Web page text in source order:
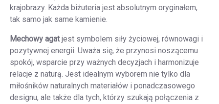
krajobrazy. Każda biżuteria jest absolutnym oryginałem,
tak samo jak same kamienie.
Mechowy agatjest symbolem siły życiowej, równowagi i
pozytywnej energii. Uważa się, że przynosi noszącemu
spokój, wsparcie przy ważnych decyzjach i harmonizuje
relacje z naturą. Jest idealnym wyborem nie tylko dla
miłośników naturalnych materiałów i ponadczasowego
designu, ale także dla tych, którzy szukają połączenia z